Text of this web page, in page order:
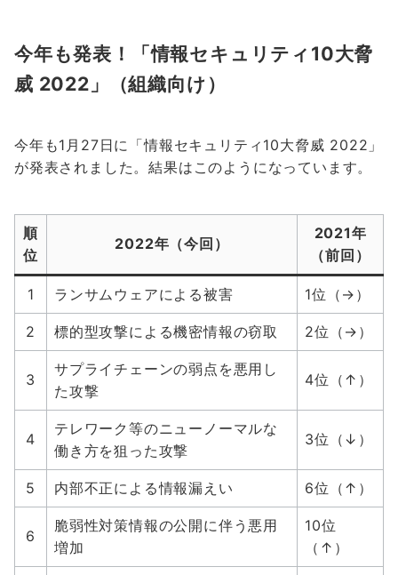
今年も発表！「情報セキュリティ10大脅
威 2022」（組織向け）
今年も1月27日に「情報セキュリティ10大脅威 2022」
が発表されました。結果はこのようになっています。
順
位
2022年（今回）
2021年
（前回）
1 ランサムウェアによる被害 1位（→）
2 標的型攻撃による機密情報の窃取 2位（→）
3
サプライチェーンの弱点を悪用し
た攻撃
4位（↑）
4
テレワーク等のニューノーマルな
働き方を狙った攻撃
3位（↓）
5 内部不正による情報漏えい 6位（↑）
6
脆弱性対策情報の公開に伴う悪用
増加
10位
（↑）